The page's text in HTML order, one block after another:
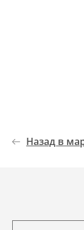
Назад в